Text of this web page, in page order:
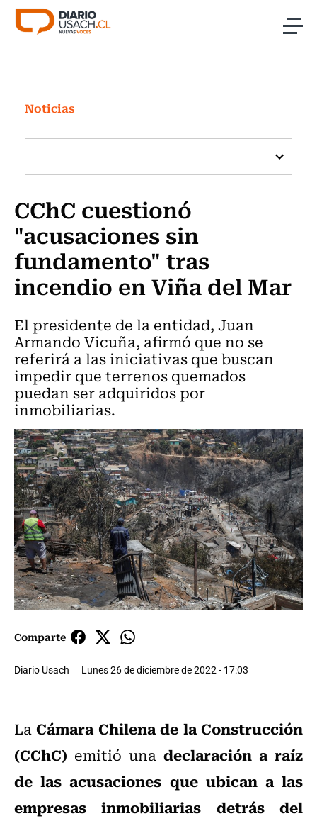
Click acá para ir directamente al contenido
Investigación
Cultura
Programas Radio y TV Usach
Noticias
CChC cuestionó
"acusaciones sin
fundamento" tras
incendio en Viña del Mar
El presidente de la entidad, Juan
Armando Vicuña, afirmó que no se
referirá a las iniciativas que buscan
impedir que terrenos quemados
puedan ser adquiridos por
inmobiliarias.
Comparte
Diario Usach Lunes 26 de diciembre de 2022 - 17:03
LaCámara Chilena de la Construcción
(CChC) emitió una declaración a raíz
de las acusaciones que ubican a las
empresas inmobiliarias detrás del